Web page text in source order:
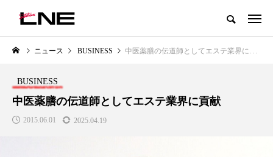
グローバルビューティ＆ヘルスケアビジネス誌
LIFESTYLE BUSINESS
ニュース BUSINESS 中医薬膳の伝道師としてエステ業界に貢献
BUSINESS
中医薬膳の伝道師としてエステ業界に貢献
2015.06.01 2025.04.19